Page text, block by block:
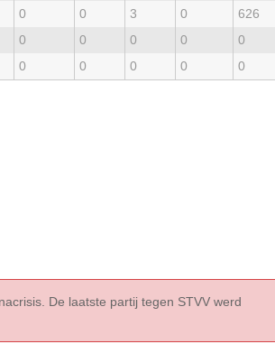
0 0 3 0
626
0 0 0 0
0
0 0 0 0 0
De laatste partij tegen STVV werd